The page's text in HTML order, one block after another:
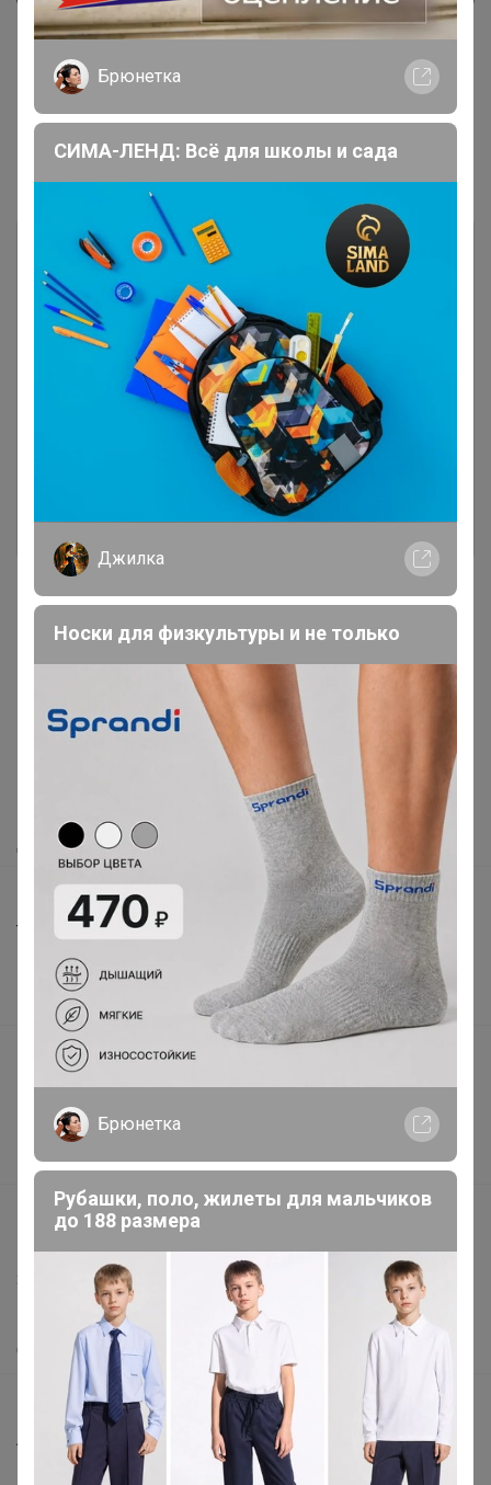
1 2 3 4
Показаны записи
Чтобы ответить или задать вопрос
необходимо авторизоваться на сайте
Это займет меньше минуты
Зарегистрироваться
Как здесь все устроено?
Доставка
Шоурумы
Торговые марки
Наша команда
В наличии
Подарочные сертификаты
Реклама на сайте
Поставщикам
Вакансии
support@24-ok.ru
Защита покупателя
О нас
Все предложения
Анонсы
Новости
Брюнетка
СИМА-ЛЕНД: Всё для школы и сада
Джилка
Носки для физкультуры и не только
Брюнетка
Рубашки, поло, жилеты для мальчиков
до 188 размера